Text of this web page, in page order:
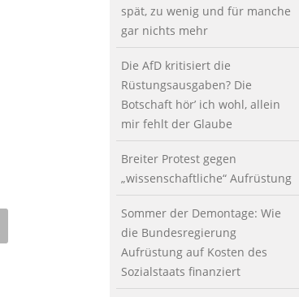
spät, zu wenig und für manche
gar nichts mehr
Die AfD kritisiert die
Rüstungsausgaben? Die
Botschaft hör’ ich wohl, allein
mir fehlt der Glaube
Breiter Protest gegen
„wissenschaftliche“ Aufrüstung
Sommer der Demontage: Wie
die Bundesregierung
Aufrüstung auf Kosten des
Sozialstaats finanziert